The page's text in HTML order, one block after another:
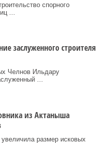
спорного
...
заслуженного строителя
Челнов Ильдару
...
из Актаныша
размер исковых